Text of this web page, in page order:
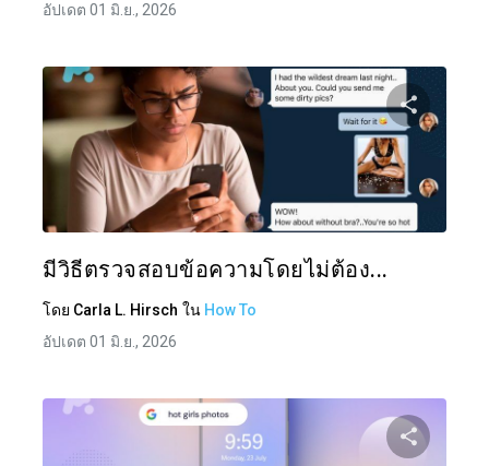
อัปเดต 01 มิ.ย., 2026
มีวิธีตรวจสอบข้อความโดยไม่ต้อง...
โดย Carla L. Hirsch ใน How To
อัปเดต 01 มิ.ย., 2026